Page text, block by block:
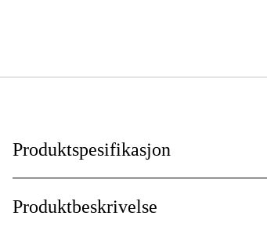
Produktspesifikasjon
Garanti :
Produktbeskrivelse